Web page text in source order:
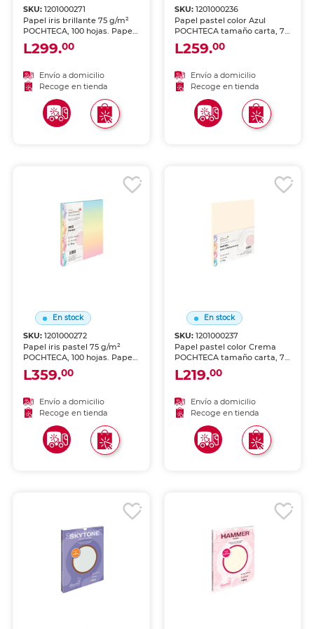
SKU:1201000271
Papel iris brillante 75 g/m²
POCHTECA, 100 hojas. Papel
multicolor brillante para
impresiones coloridas,
creativos. Colores vibrantes
e intensos.
L299.00
Envío a domicilio
Recoge en tienda
SKU: 1201000236
Papel pastel color Azul
POCHTECA tamaño carta, 75
g/m², 100 hojas. Colores
suaves y elegantes para tus
flyers y comunicaciones de
oficina.
L259.00
Envío a domicilio
Recoge en tienda
En stock
SKU:1201000272
Papel iris pastel 75 g/m²
POCHTECA, 100 hojas. Papel
multicolor pastel para
impresiones suaves,
creativos. Colores suaves y
delicados.
L359.00
Envío a domicilio
Recoge en tienda
En stock
SKU: 1201000237
Papel pastel color Crema
POCHTECA tamaño carta, 75
g/m², 100 hojas. Colores
suaves y elegantes para tus
flyers y comunicaciones de
oficina.
L219.00
Envío a domicilio
Recoge en tienda